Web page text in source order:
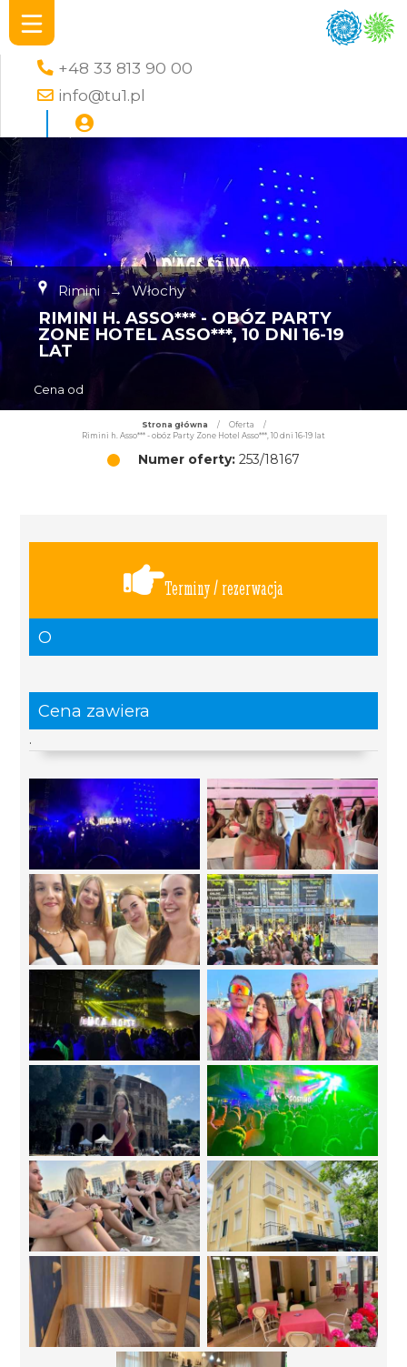
+48 33 813 90 00
info@tu1.pl
Rimini → Włochy
RIMINI H. ASSO*** - OBÓZ PARTY
ZONE HOTEL ASSO***, 10 DNI 16-19
LAT
Cena od
Strona główna / Oferta
/
Rimini h. Asso*** - obóz Party Zone Hotel Asso***, 10 dni 16-19 lat
Numer oferty: 253/18167
Terminy / rezerwacja
O
Cena zawiera
.